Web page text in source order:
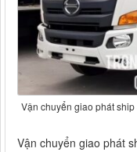
Vận chuyển giao phát
Vận chuyển giao phát